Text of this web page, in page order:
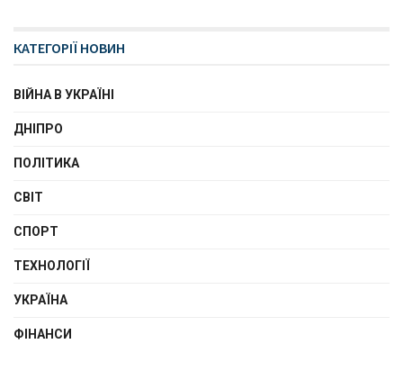
КАТЕГОРІЇ НОВИН
ВІЙНА В УКРАЇНІ
ДНІПРО
ПОЛІТИКА
СВІТ
СПОРТ
ТЕХНОЛОГІЇ
УКРАЇНА
ФІНАНСИ